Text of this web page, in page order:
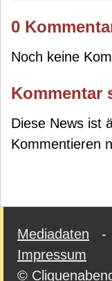
0
Noch keine
Kommentar
Diese News ist
Kommentieren
Mediadaten -
Impressum
©